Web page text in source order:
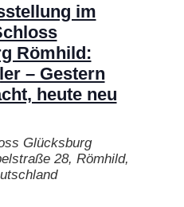
im
Römhild:
– Gestern
heute neu
Glücksburg
28, Römhild,